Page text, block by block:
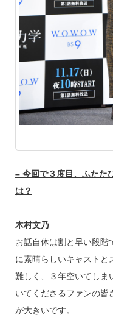
– 今回で３度目、ふたた
は？
木村文乃
お話自体は割と早い段階
に素晴らしいキャストと
難しく、３年空いてしま
いてくださるファンの皆
が大きいです。